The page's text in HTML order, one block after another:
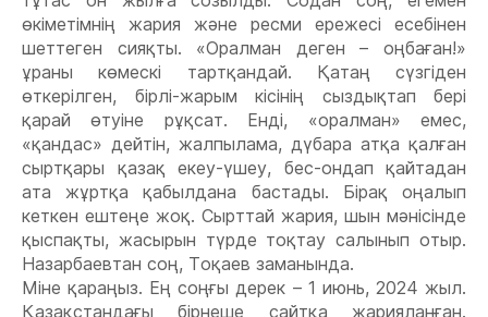
өкіметімнің жария жəне ресми ережесі есебінен
шеттеген сияқты. «Оралман деген – оңбаған!»
ұраны көмескі тартқандай. Қатаң сүзгіден
өткерілген, бірлі-жарым кісінің сыздықтап бері
қарай өтуіне рұқсат. Енді, «оралман» емес,
«қандас» дейтін, жалпылама, дүбара атқа қалған
сыртқары қазақ екеу-үшеу, бес-ондап қайтадан
ата жұртқа қабылдана бастады. Бірақ оңалып
кеткен ештеңе жоқ. Сырттай жария, шын мəнісінде
қыспақты, жасырын түрде тоқтау салынып отыр.
Назарбаевтан соң, Тоқаев заманында.
Міне қараңыз. Ең соңғы дерек – 1 июнь, 2024 жыл.
Қазақстандағы бірнеше сайтқа жарияланған.